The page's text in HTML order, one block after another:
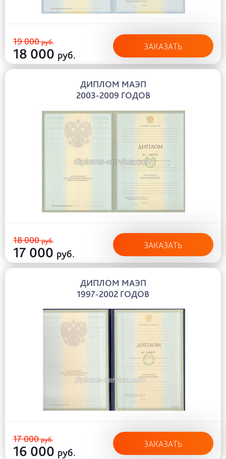
19 000руб.
18 000 руб.
ЗАКАЗАТЬ
ДИПЛОМ МАЭП
2003-2009 ГОДОВ
18 000руб.
17 000 руб.
ЗАКАЗАТЬ
ДИПЛОМ МАЭП
1997-2002 ГОДОВ
17 000руб.
16 000 руб.
ЗАКАЗАТЬ